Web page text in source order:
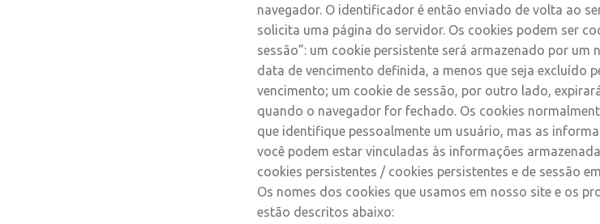
navegador. O identificador é então enviado de volta ao
solicita uma página do servidor. Os cookies podem ser
sessão”: um cookie persistente será armazenado por um
data de vencimento definida, a menos que seja excluído
vencimento; um cookie de sessão, por outro lado,
quando o navegador for fechado. Os cookies
que identifique pessoalmente um usuário, mas as
você podem estar vinculadas às informações
cookies persistentes / cookies persistentes e de sessão
Os nomes dos cookies que usamos em nosso site e os
estão descritos abaixo: